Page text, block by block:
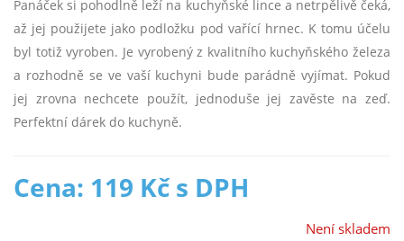
Panáček si pohodlně leží na kuchyňské lince a netrpělivě čeká,
až jej použijete jako podložku pod vařící hrnec. K tomu účelu
byl totiž vyroben. Je vyrobený z kvalitního kuchyňského železa
a rozhodně se ve vaší kuchyni bude parádně vyjímat. Pokud
jej zrovna nechcete použít, jednoduše jej zavěste na zeď.
Perfektní dárek do kuchyně.
Cena: 119 Kč s DPH
Není skladem